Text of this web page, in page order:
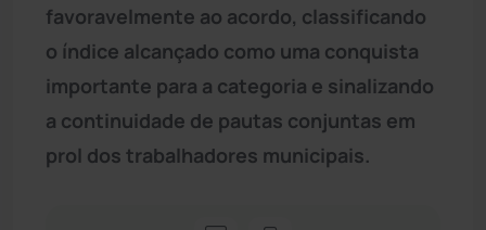
favoravelmente ao acordo, classificando
o índice alcançado como uma conquista
importante para a categoria e sinalizando
a continuidade de pautas conjuntas em
prol dos trabalhadores municipais.